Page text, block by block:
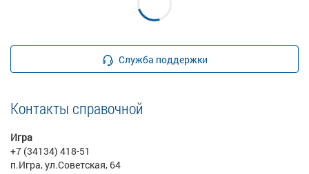
Служба поддержки
Контакты справочной
Игра
+7 (34134) 418-51
п.Игра, ул.Советская, 64